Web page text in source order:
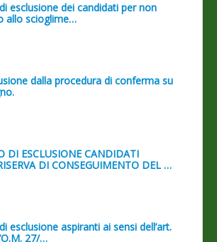
esclusione dei candidati per non
allo scioglime…
dalla procedura di conferma su
DI ESCLUSIONE CANDIDATI
DI CONSEGUIMENTO DEL …
esclusione aspiranti ai sensi dell’art.
27/…